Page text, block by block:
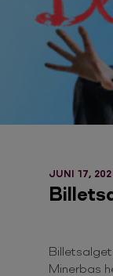
JUNI 17,
Minerbas